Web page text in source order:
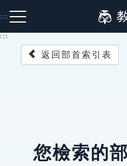
到
主
:::
:::
返回部首索引表
您檢索的